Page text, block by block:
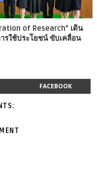
of Research” เดิน
ใช้ประโยชน์ ขับเคลื่อน
FACEBOOK